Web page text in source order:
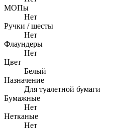
МОПы
Нет
Ручки / шесты
Нет
Флаундеры
Нет
Цвет
Белый
Назначение
Для туалетной бумаги
Бумажные
Нет
Нетканые
Нет